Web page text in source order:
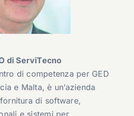
di ServiTecno
di competenza per GED
e Malta, è un’azienda
di software,